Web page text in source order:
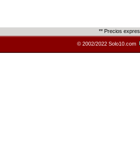
** Precios
© 2002/2022 Solo10.com